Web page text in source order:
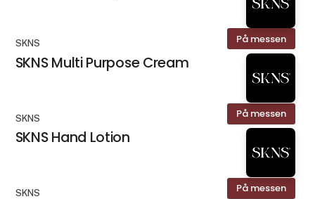
På messen
SKNS
SKNS Multi Purpose Cream
På messen
SKNS
SKNS Hand Lotion
På messen
SKNS